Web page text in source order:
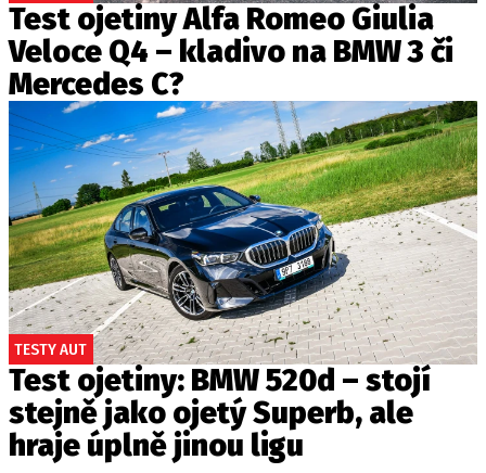
Test ojetiny Alfa Romeo Giulia
Veloce Q4 – kladivo na BMW 3 či
Mercedes C?
TESTY AUT
Test ojetiny: BMW 520d – stojí
stejně jako ojetý Superb, ale
hraje úplně jinou ligu